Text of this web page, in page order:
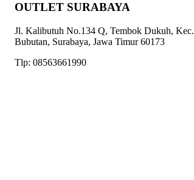
OUTLET SURABAYA
Jl. Kalibutuh No.134 Q, Tembok Dukuh, Kec.
Bubutan, Surabaya, Jawa Timur 60173
Tlp: 08563661990